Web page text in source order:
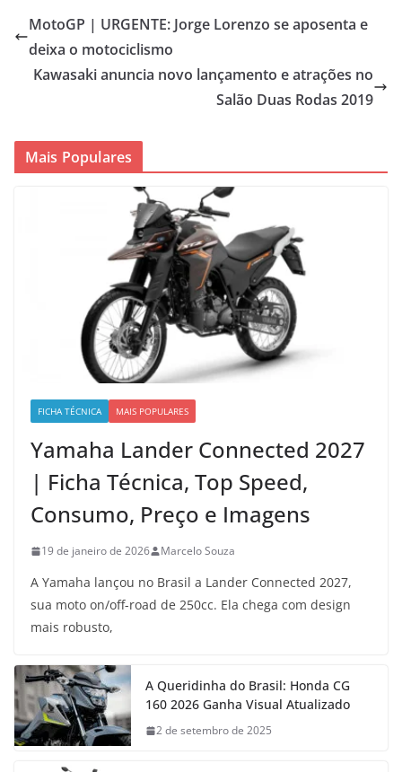
MotoGP | URGENTE: Jorge Lorenzo se aposenta e
deixa o motociclismo
Kawasaki anuncia novo lançamento e atrações no
Salão Duas Rodas 2019
Mais Populares
FICHA TÉCNICA MAIS POPULARES
Yamaha Lander Connected 2027
| Ficha Técnica, Top Speed,
Consumo, Preço e Imagens
19 de janeiro de 2026 Marcelo Souza
A Yamaha lançou no Brasil a Lander Connected 2027,
sua moto on/off-road de 250cc. Ela chega com design
mais robusto,
A Queridinha do Brasil: Honda CG
160 2026 Ganha Visual Atualizado
2 de setembro de 2025